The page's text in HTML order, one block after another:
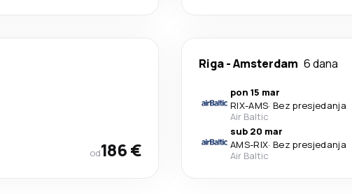
od186 €
Riga-Amsterdam 6 dana
pon 15 mar
RIX-AMS· Bez presjedanja
Air Baltic
sub 20 mar
AMS-RIX· Bez presjedanja
Air Baltic